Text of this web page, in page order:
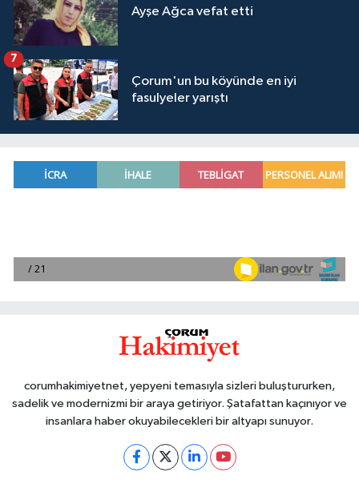
Ayşe Ağca vefat etti
Çorum'un bu köyünde en iyi
fasulyeler yarıştı
7
corumhakimiyetnet, yepyeni temasıyla sizleri buluştururken,
sadelik ve modernizmi bir araya getiriyor. Şatafattan kaçınıyor ve
insanlara haber okuyabilecekleri bir altyapı sunuyor.